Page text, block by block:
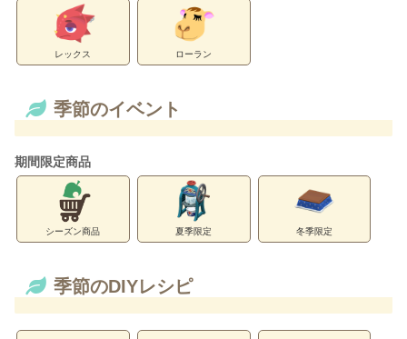
レックス ローラン
季節のイベント
期間限定商品
シーズン商品 夏季限定 冬季限定
季節のDIYレシピ